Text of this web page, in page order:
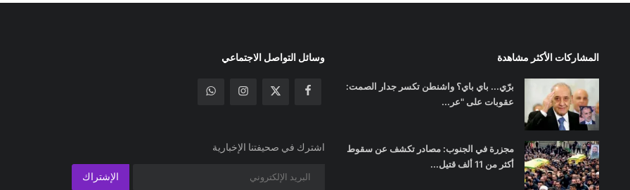
المشاركات الأكثر مشاهدة
برّي... باي باي؟ واشنطن تكسر جدار الصمت:
عقوبات على "عر...
مجزرة في الجنوب: مصادر تكشف عن سقوط
أكثر من 11 ألف قتيل...
وسائل التواصل الاجتماعي
اشترك في صحيفتنا الإخبارية
الإشتراك